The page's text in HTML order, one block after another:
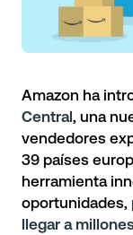
Amazon ha
Central, una
vendedores
39 países
herramienta
oportunidades,
llegar a